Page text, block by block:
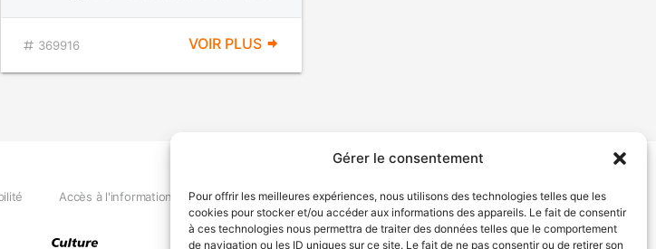
Gérer le consentement
Pour offrir les meilleures expériences, nous utilisons des technologies telles que les
cookies pour stocker et/ou accéder aux informations des appareils. Le fait de consentir
à ces technologies nous permettra de traiter des données telles que le comportement
de navigation ou les ID uniques sur ce site. Le fait de ne pas consentir ou de retirer son
369916 VOIR PLUS
Accès à l'information Déclaration de services Politique de confidentialité